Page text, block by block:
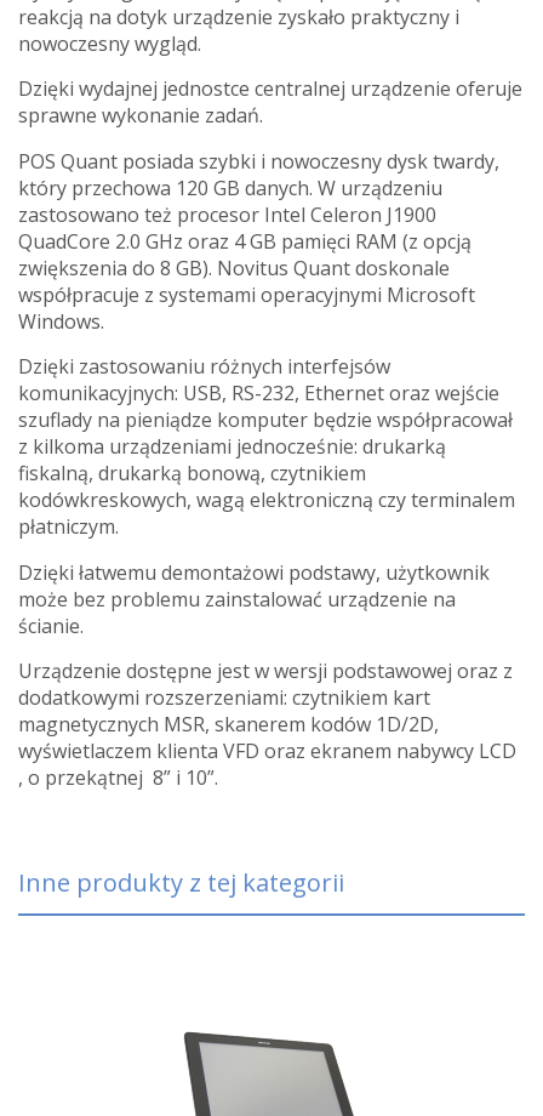
reakcją na dotyk urządzenie zyskało praktyczny i
nowoczesny wygląd.
Dzięki wydajnej jednostce centralnej urządzenie oferuje
sprawne wykonanie zadań.
POS Quant posiada szybki i nowoczesny dysk twardy,
który przechowa 120 GB danych. W urządzeniu
zastosowano też procesor Intel Celeron J1900
QuadCore 2.0 GHz oraz 4 GB pamięci RAM (z opcją
zwiększenia do 8 GB). Novitus Quant doskonale
współpracuje z systemami operacyjnymi Microsoft
Windows.
Dzięki zastosowaniu różnych interfejsów
komunikacyjnych: USB, RS-232, Ethernet oraz wejście
szuflady na pieniądze komputer będzie współpracował
z kilkoma urządzeniami jednocześnie: drukarką
fiskalną, drukarką bonową, czytnikiem
kodówkreskowych, wagą elektroniczną czy terminalem
płatniczym.
Dzięki łatwemu demontażowi podstawy, użytkownik
może bez problemu zainstalować urządzenie na
ścianie.
Urządzenie dostępne jest w wersji podstawowej oraz z
dodatkowymi rozszerzeniami: czytnikiem kart
magnetycznych MSR, skanerem kodów 1D/2D,
wyświetlaczem klienta VFD oraz ekranem nabywcy LCD
, o przekątnej 8” i 10”.
Inne produkty z tej kategorii